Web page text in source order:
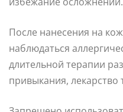
После нанесения на
наблюдаться
длительной терапии
привыкания, лекарство